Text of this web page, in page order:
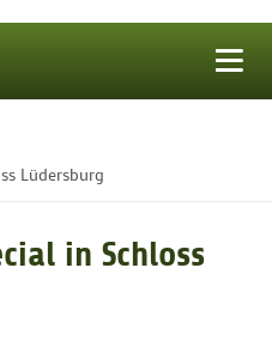
Lüdersburg
in Schloss